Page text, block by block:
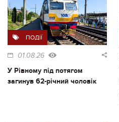
ПОДІЇ
01.08.26
У Рівному під потягом
загинув 62-річний чоловік